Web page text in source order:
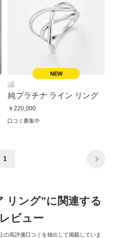
純プラチナ ライン リング
￥220,000
口コミ募集中
1
リング”に関連する
ビュー
高評価口コミを抽出して掲載していま